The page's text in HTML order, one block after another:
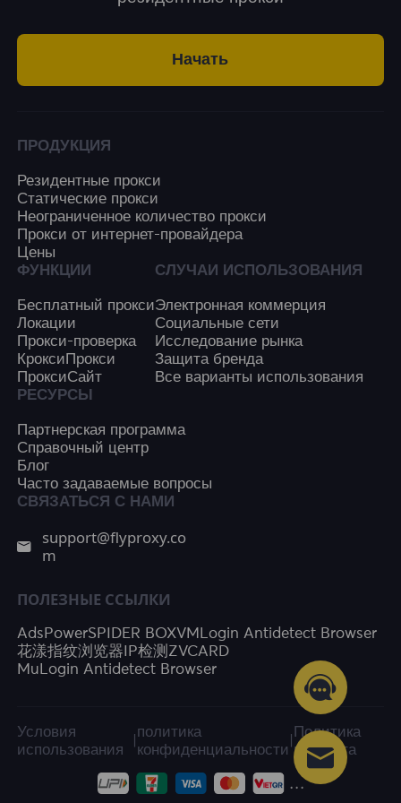
Начать
ПРОДУКЦИЯ
Резидентные прокси
Статические прокси
Неограниченное количество прокси
Прокси от интернет-провайдера
Цены
ФУНКЦИИ
Бесплатный прокси
Локации
Прокси-проверка
КроксиПрокси
ПроксиСайт
СЛУЧАИ ИСПОЛЬЗОВАНИЯ
Электронная коммерция
Социальные сети
Исследование рынка
Защита бренда
Все варианты использования
РЕСУРСЫ
Партнерская программа
Справочный центр
Блог
Часто задаваемые вопросы
СВЯЗАТЬСЯ С НАМИ
support@flyproxy.co
m
ПОЛЕЗНЫЕ ССЫЛКИ
AdsPowerSPIDER BOXVMLogin Antidetect Browser
花漾指纹浏览器 IP检测 ZVCARD
MuLogin Antidetect Browser
Условия
использования
политика
конфиденциальности
Политика
возврата